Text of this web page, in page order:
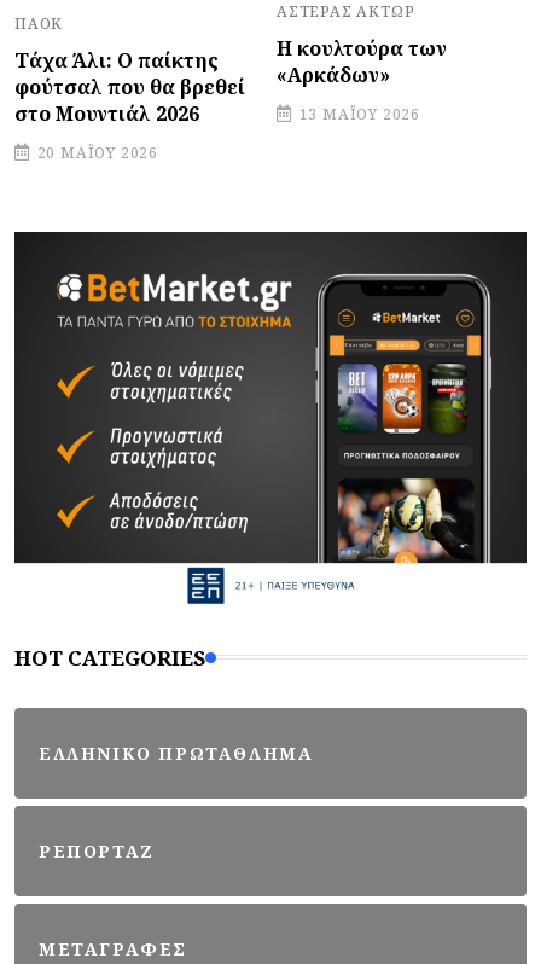
ΠΑΟΚ
Τάχα Άλι: Ο παίκτης
φούτσαλ που θα βρεθεί
στο Μουντιάλ 2026
20 ΜΑΪ́ΟΥ 2026
ΑΣΤΈΡΑΣ ΆΚΤΩΡ
Η κουλτούρα των
«Αρκάδων»
13 ΜΑΪ́ΟΥ 2026
HOT CATEGORIES
ΕΛΛΗΝΙΚΟ ΠΡΩΤΑΘΛΗΜΑ
ΡΕΠΟΡΤΑΖ
ΜΕΤΑΓΡΑΦΕΣ